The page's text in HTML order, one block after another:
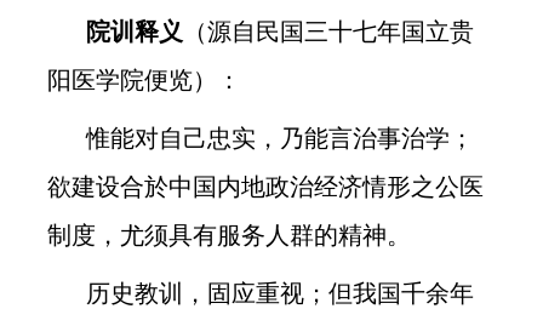
院训释义
（源自民国三十七年国立贵
阳医学院便览）：
惟能对自己忠实，乃能言治事治学；
欲建设合於中国内地政治经济情形之公医
制度，尤须具有服务人群的精神。
历史教训，固应重视；但我国千余年